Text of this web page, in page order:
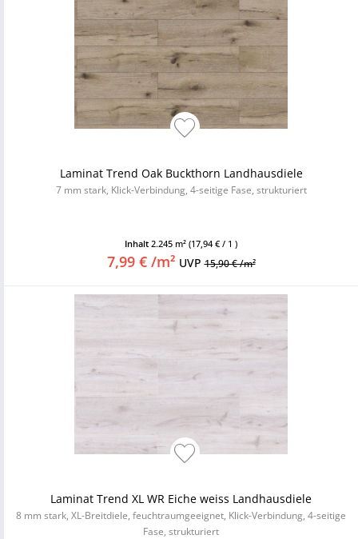
Laminat Trend Oak Buckthorn Landhausdiele
7 mm stark, Klick-Verbindung, 4-seitige Fase, strukturiert
Inhalt 2.245 m² (17,94 € / 1 )
7,99 € /m² UVP15,90 € /m²
Laminat Trend XL WR Eiche weiss Landhausdiele
8 mm stark, XL-Breitdiele, feuchtraumgeeignet, Klick-Verbindung, 4-seitige
Fase, strukturiert